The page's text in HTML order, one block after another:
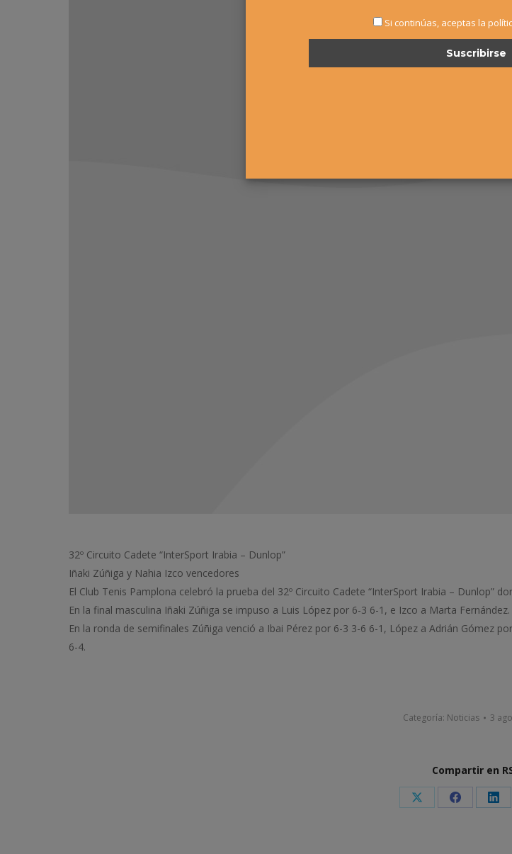
32º Circuito Cadete “InterSport Irabia – Dunlop”
Iñaki Zúñiga y Nahia Izco vencedores
El Club Tenis Pamplona celebró la prueba del 32º Circuito Cadete “InterSport Irabia – Dunlop”
En la final masculina Iñaki Zúñiga se impuso a Luis López por 6-3 6-1, e Izco a Marta Fernández.
En la ronda de semifinales Zúñiga venció a Ibai Pérez por 6-3 3-6 6-1, López a Adrián Gómez
6-4.
Categoría: Noticias 3
Compartir en
Share Share
Si continúas, aceptas la